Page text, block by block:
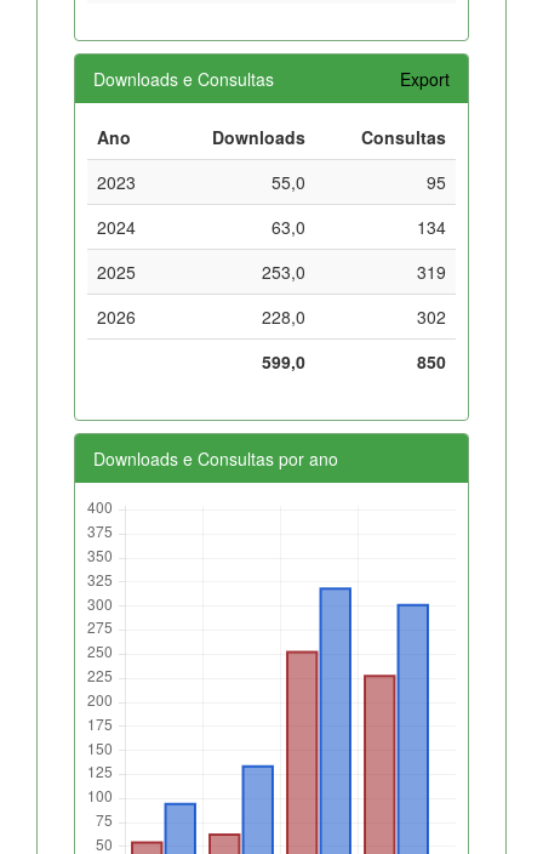
Downloads e Consultas Export
Ano Downloads
Consultas
2023
55,0
95
2024
63,0
134
2025
253,0
319
2026
228,0
302
599,0
850
Downloads e Consultas por ano